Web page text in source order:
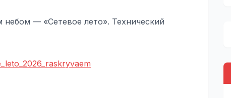
— «Сетевое лето». Технический